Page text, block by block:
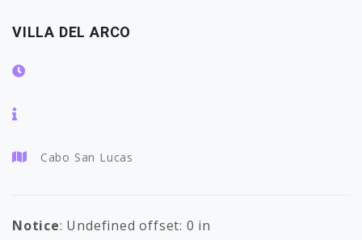
VILLA DEL ARCO
Cabo San Lucas
Notice: Undefined offset: 0 in